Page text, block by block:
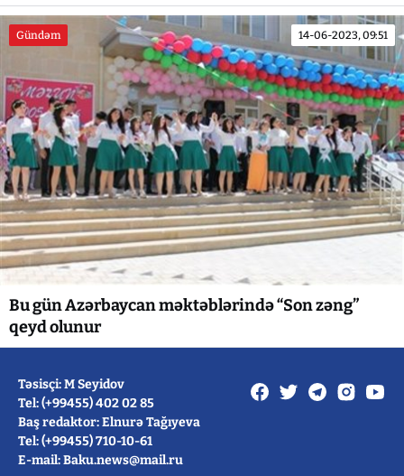
Gündəm 14-06-2023, 09:51
Bu gün Azərbaycan məktəblərində “Son zəng”
qeyd olunur
Təsisçi: M Seyidov
Tel: (+99455) 402 02 85
Baş redaktor: Elnurə Tağıyeva
Tel: (+99455) 710-10-61
E-mail: Baku.news@mail.ru